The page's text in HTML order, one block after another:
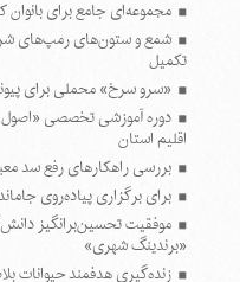
مجموعه‌ای جامع برای
شمع و ستون‌های رمپ‌های
تکمیل
«سرو سرخ» محملی برای
دوره آموزشی تخصصی «اصول
اقلیم استان
بررسی راهکارهای رفع سد
برای برگزاری پیاده‌روی
موفقیت تحسین‌برانگیز
«برندینگ شهری»
زنده‌گیری هدفمند